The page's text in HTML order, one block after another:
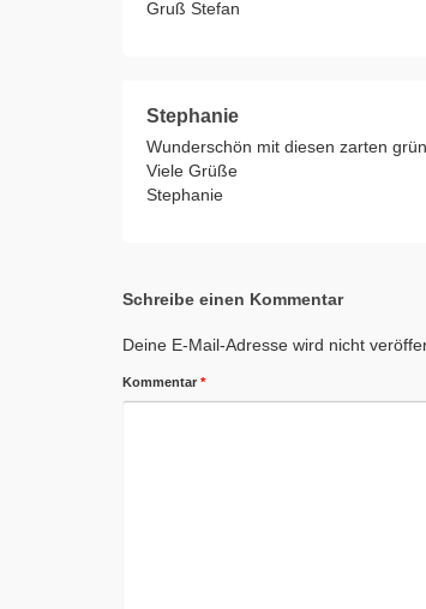
Gruß Stefan
Stephanie
Wunderschön mit diesen zarten
Viele Grüße
Stephanie
Schreibe einen Kommentar
Deine E-Mail-Adresse wird nicht
Kommentar *